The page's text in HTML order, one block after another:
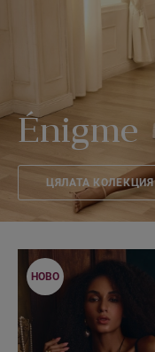
Énigme
ЦЯЛАТА КОЛЕКЦИЯ
НОВО